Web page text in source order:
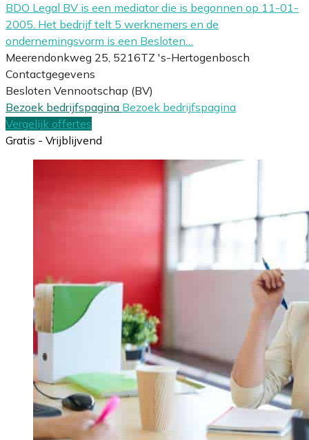
BDO Legal BV is een mediator die is begonnen op 11-01-
2005. Het bedrijf telt 5 werknemers en de
ondernemingsvorm is een Besloten…
Meerendonkweg 25, 5216TZ 's-Hertogenbosch
Contactgegevens
Besloten Vennootschap (BV)
Bezoek bedrijfspagina Bezoek bedrijfspagina
Vergelijk offertes
Gratis - Vrijblijvend